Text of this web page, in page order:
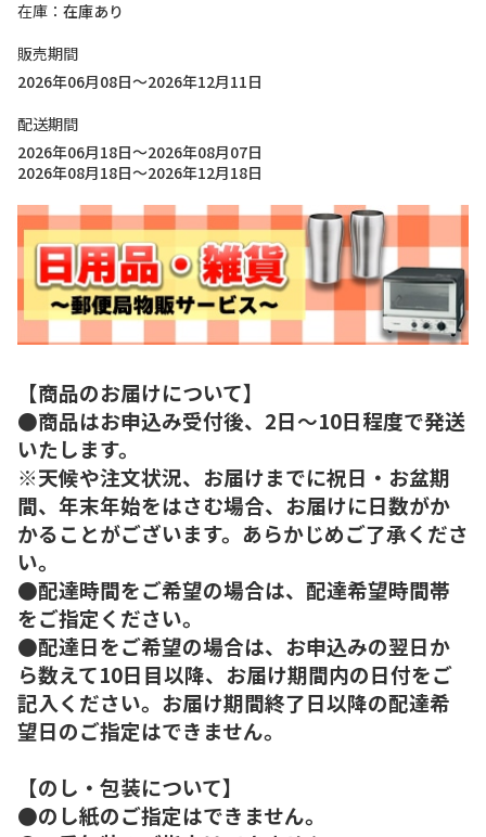
在庫
在庫あり
販売期間
2026年06月08日～2026年12月11日
配送期間
2026年06月18日～2026年08月07日
2026年08月18日～2026年12月18日
【商品のお届けについて】
●商品はお申込み受付後、2日～10日程度で発送
いたします。
※天候や注文状況、お届けまでに祝日・お盆期
間、年末年始をはさむ場合、お届けに日数がか
かることがございます。あらかじめご了承くださ
い。
●配達時間をご希望の場合は、配達希望時間帯
をご指定ください。
●配達日をご希望の場合は、お申込みの翌日か
ら数えて10日目以降、お届け期間内の日付をご
記入ください。お届け期間終了日以降の配達希
望日のご指定はできません。
【のし・包装について】
●のし紙のご指定はできません。